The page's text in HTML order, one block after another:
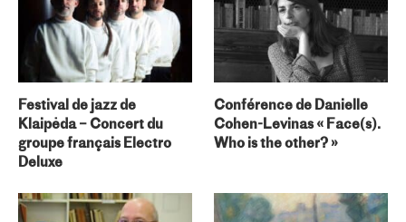
Festival de jazz de
Klaipėda – Concert du
groupe français Electro
Deluxe
Conférence de Danielle
Cohen-Levinas « Face(s).
Who is the other? »